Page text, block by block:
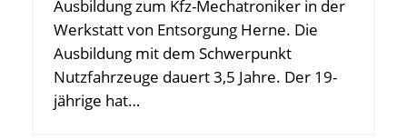
Ausbildung zum Kfz-Mechatroniker in der
Werkstatt von Entsorgung Herne. Die
Ausbildung mit dem Schwerpunkt
Nutzfahrzeuge dauert 3,5 Jahre. Der 19-
jährige hat…